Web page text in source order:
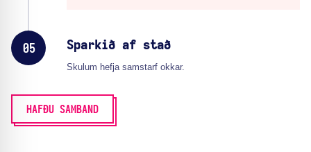
05 Sparkið af stað
Skulum hefja samstarf okkar.
HAFÐU SAMBAND